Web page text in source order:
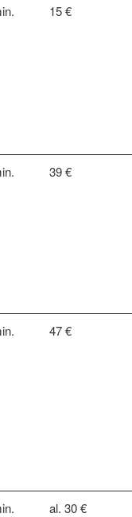
15 €
39 €
47 €
al. 30 €